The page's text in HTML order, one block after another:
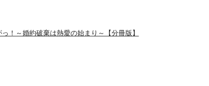
！～婚約破棄は熱愛の始まり～【分冊版】